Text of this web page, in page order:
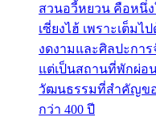
สวนอวี้หยวน คือหนึ่
เซี่ยงไฮ้ เพราะเต็ม
งดงามและศิลปะกา
แต่เป็นสถานที่พักผ่อ
วัฒนธรรมที่สำคัญข
กว่า 400 ปี